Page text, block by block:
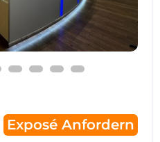
Exposé Anfordern